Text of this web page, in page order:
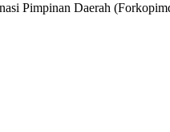
Pimpinan Daerah